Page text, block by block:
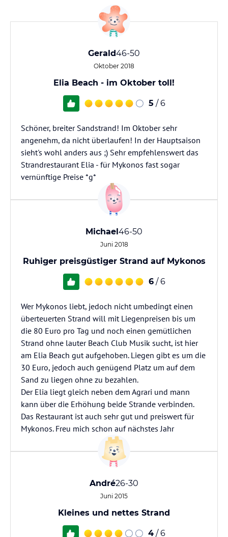
Gerald46-50
Oktober 2018
Elia Beach - im Oktober toll!
5 / 6
Schöner, breiter Sandstrand! Im Oktober sehr
angenehm, da nicht überlaufen! In der Hauptsaison
sieht's wohl anders aus ;) Sehr empfehlenswert das
Strandrestaurant Elia - für Mykonos fast sogar
vernünftige Preise *g*
Michael46-50
Juni 2018
Ruhiger preisgüstiger Strand auf Mykonos
6 / 6
Wer Mykonos liebt, jedoch nicht umbedingt einen
überteuerten Strand will mit Liegenpreisen bis um
die 80 Euro pro Tag und noch einen gemütlichen
Strand ohne lauter Beach Club Musik sucht, ist hier
am Elia Beach gut aufgehoben. Liegen gibt es um die
30 Euro, jedoch auch genügend Platz um auf dem
Sand zu liegen ohne zu bezahlen.
Der Elia liegt gleich neben dem Agrari und mann
kann über die Erhöhung beide Strande verbinden.
Das Restaurant ist auch sehr gut und preiswert für
Mykonos. Freu mich schon auf nächstes Jahr
André26-30
Juni 2015
Kleines und nettes Strand
4 / 6